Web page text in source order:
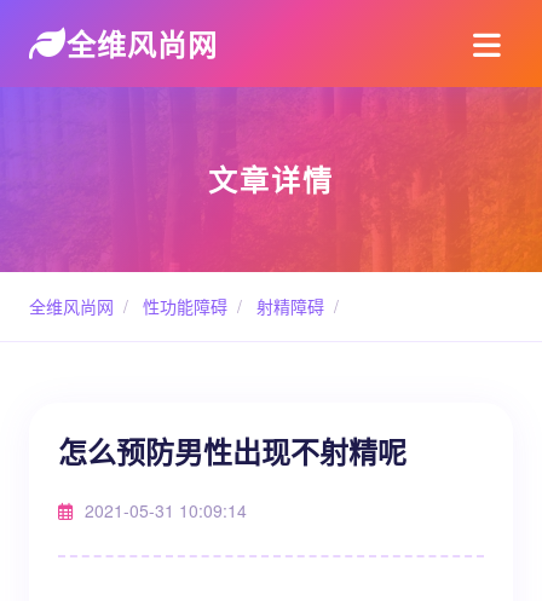
全维风尚网
文章详情
全维风尚网 / 性功能障碍 / 射精障碍 /
怎么预防男性出现不射精呢
2021-05-31 10:09:14